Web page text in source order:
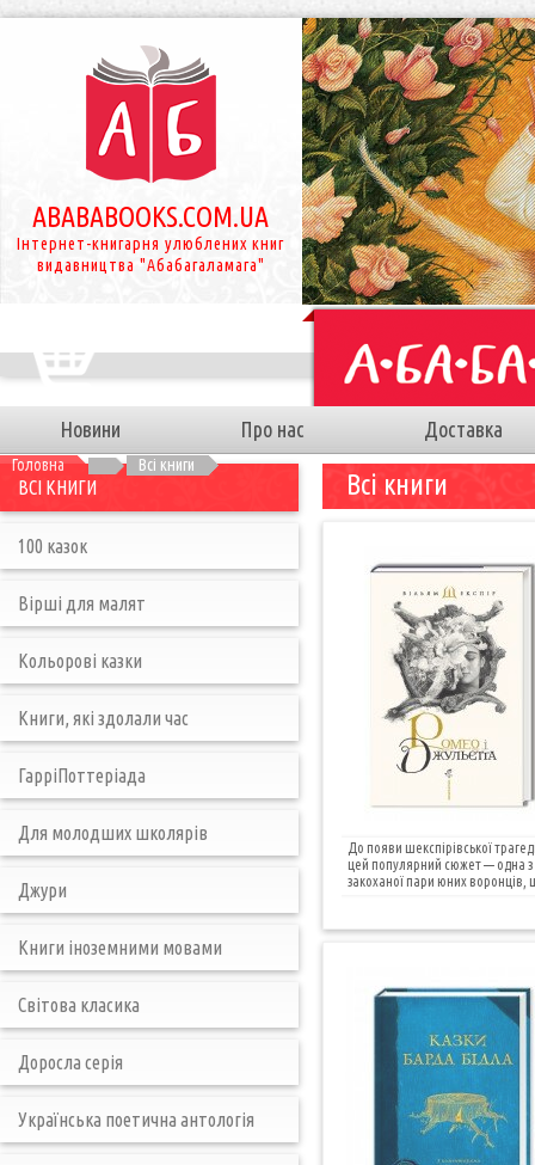
ABABABOOKS.COM.UA
Інтернет-книгарня улюблених книг
видавництва "Абабагаламага"
Новини Про нас Доставка
Головна Всі книги
Всі книги
До появи шекспірівської
цей популярний сюжет — одна з
закоханої пари юних воронців,
ВСІ КНИГИ
100 казок
Вірші для малят
Кольорові казки
Книги, які здолали час
ГарріПоттеріада
Для молодших школярів
Джури
Книги іноземними мовами
Світова класика
Доросла серія
Українська поетична антологія